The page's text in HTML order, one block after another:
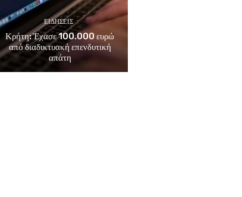
ΕΙΔΗΣΕΙΣ
Κρήτη: Έχασε 100.000 ευρώ
από διαδικτυακή επενδυτική
απάτη